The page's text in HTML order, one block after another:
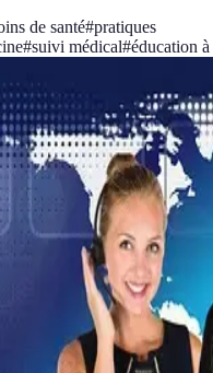
de santé#pratiques
#suivi médical#éducation à